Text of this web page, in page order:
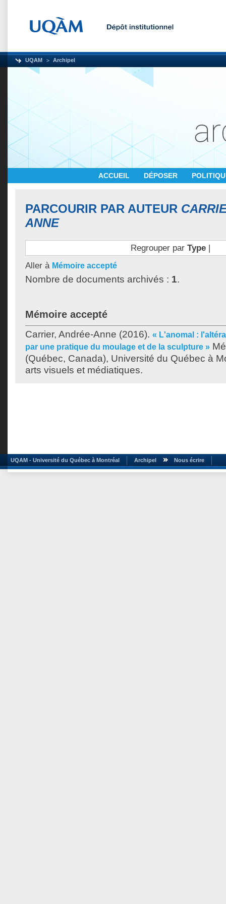
UQAM Archipel
ACCUEIL DÉPOSER
PARCOURIR PAR AUTEUR
ANNE
Regrouper par Type|
Aller à Mémoire accepté
Nombre de documents archivés : 1.
Mémoire accepté
Carrier, Andrée-Anne (2016). « L'anomal :
par une pratique du moulage et de la sculpture »
(Québec, Canada), Université du Québec à
arts visuels et médiatiques.
UQAM - Université du Québec à Montréal Archipel Nous écrire